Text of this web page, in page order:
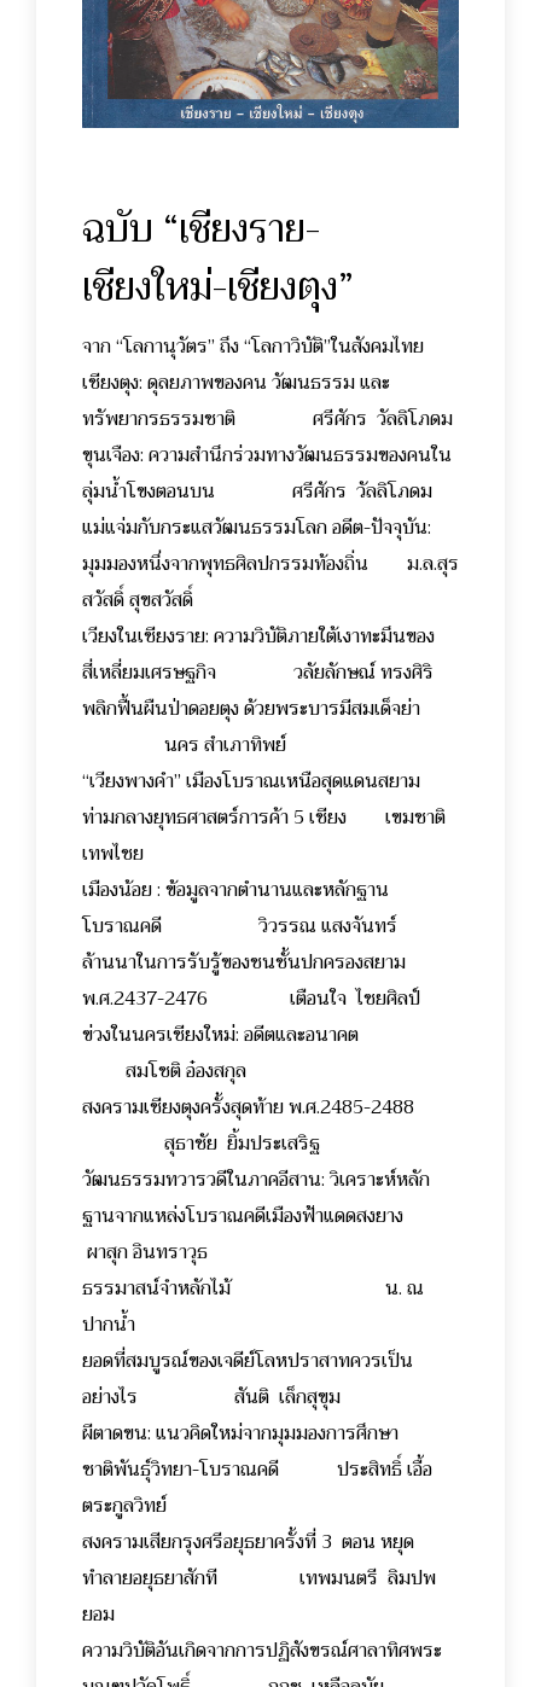
ฉบับ “เชียงราย-
เชียงใหม่-เชียงตุง”
จาก “โลกานุวัตร” ถึง “โลกาวิบัติ”ในสังคมไทย
เชียงตุง: ดุลยภาพของคน วัฒนธรรม และ
ทรัพยากรธรรมชาติ ศรีศักร วัลลิโภดม
ขุนเจือง: ความสำนึกร่วมทางวัฒนธรรมของคนใน
ลุ่มน้ำโขงตอนบน ศรีศักร วัลลิโภดม
แม่แจ่มกับกระแสวัฒนธรรมโลก อดีต-ปัจจุบัน:
มุมมองหนึ่งจากพุทธศิลปกรรมท้องถิ่น ม.ล.สุร
สวัสดิ์ สุขสวัสดิ์
เวียงในเชียงราย: ความวิบัติภายใต้เงาทะมึนของ
สี่เหลี่ยมเศรษฐกิจ วลัยลักษณ์ ทรงศิริ
พลิกฟื้นผืนป่าดอยตุง ด้วยพระบารมีสมเด็จย่า
นคร สำเภาทิพย์
“เวียงพางคำ” เมืองโบราณเหนือสุดแดนสยาม
ท่ามกลางยุทธศาสตร์การค้า 5 เชียง เขมชาติ
เทพไชย
เมืองน้อย : ข้อมูลจากตำนานและหลักฐาน
โบราณคดี วิวรรณ แสงจันทร์
ล้านนาในการรับรู้ของชนชั้นปกครองสยาม
พ.ศ.2437-2476 เตือนใจ ไชยศิลป์
ข่วงในนครเชียงใหม่: อดีตและอนาคต
สมโชติ อ๋องสกุล
สงครามเชียงตุงครั้งสุดท้าย พ.ศ.2485-2488
สุธาชัย ยิ้มประเสริฐ
วัฒนธรรมทวารวดีในภาคอีสาน: วิเคราะห์หลัก
ฐานจากแหล่งโบราณคดีเมืองฟ้าแดดสงยาง
ผาสุก อินทราวุธ
ธรรมาสน์จำหลักไม้ น. ณ
ปากน้ำ
ยอดที่สมบูรณ์ของเจดีย์โลหปราสาทควรเป็น
อย่างไร สันติ เล็กสุขุม
ผีตาดขน: แนวคิดใหม่จากมุมมองการศึกษา
ชาติพันธุ์วิทยา-โบราณคดี ประสิทธิ์ เอื้อ
ตระกูลวิทย์
สงครามเสียกรุงศรีอยุธยาครั้งที่ 3 ตอน หยุด
ทำลายอยุธยาสักที เทพมนตรี ลิมปพ
ยอม
ความวิบัติอันเกิดจากการปฏิสังขรณ์ศาลาทิศพระ